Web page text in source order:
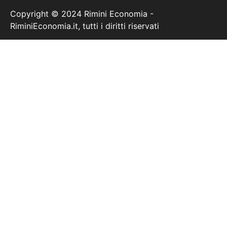
Copyright © 2024 Rimini Economia -
RiminiEconomia.it, tutti i diritti riservati